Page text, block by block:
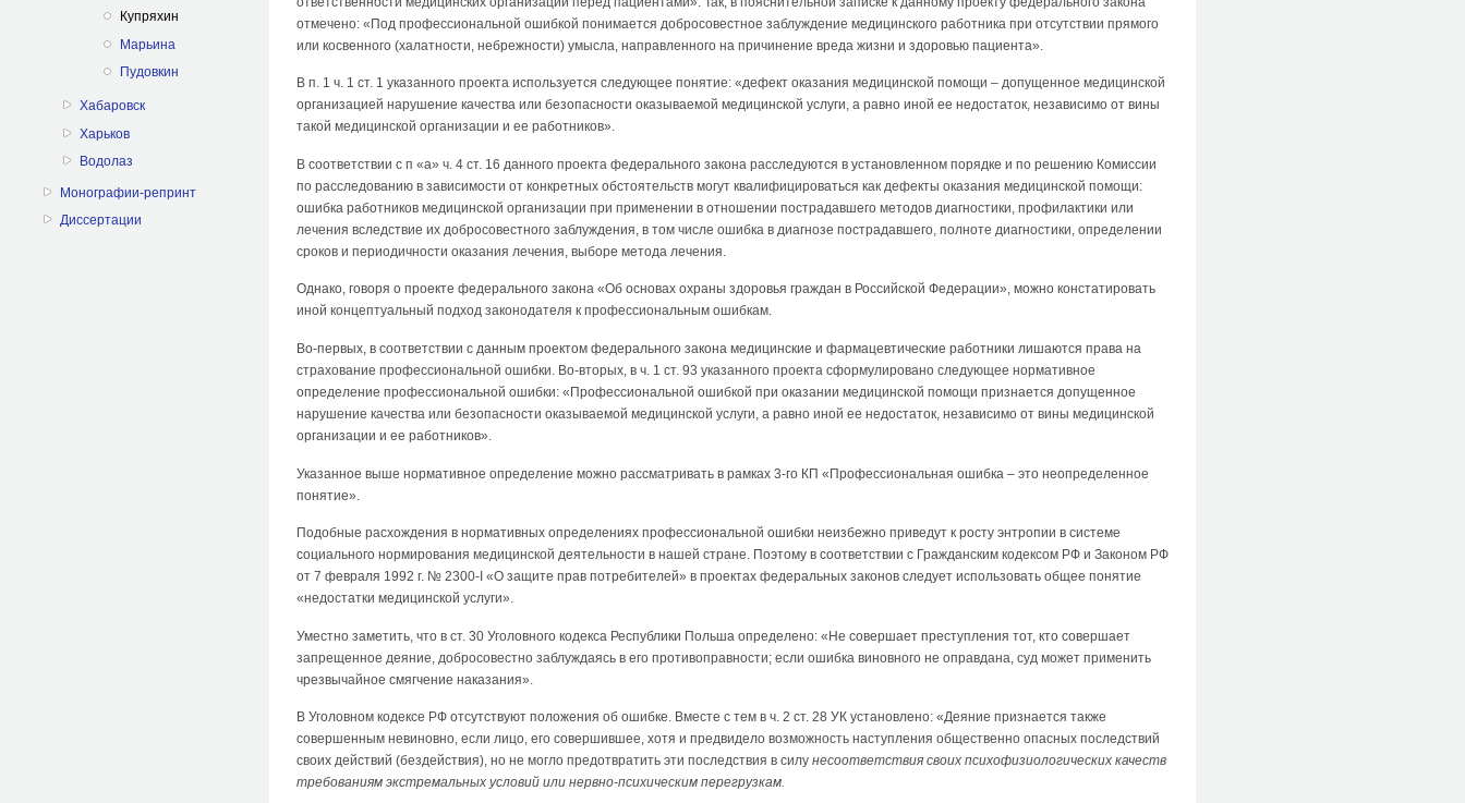
Купряхин
Марьина
Пудовкин
Хабаровск
Харьков
Водолаз
Монографии-репринт
Диссертации
отмечено: «Под профессиональной ошибкой понимается добросовестное заблуждение медицинского работника при отсутствии прямого
или косвенного (халатности, небрежности) умысла, направленного на причинение вреда жизни и здоровью пациента».
В п. 1 ч. 1 ст. 1 указанного проекта используется следующее понятие: «дефект оказания медицинской помощи – допущенное медицинской
организацией нарушение качества или безопасности оказываемой медицинской услуги, а равно иной ее недостаток, независимо от вины
такой медицинской организации и ее работников».
В соответствии с п «а» ч. 4 ст. 16 данного проекта федерального закона расследуются в установленном порядке и по решению Комиссии
по расследованию в зависимости от конкретных обстоятельств могут квалифицироваться как дефекты оказания медицинской помощи:
ошибка работников медицинской организации при применении в отношении пострадавшего методов диагностики, профилактики или
лечения вследствие их добросовестного заблуждения, в том числе ошибка в диагнозе пострадавшего, полноте диагностики, определении
сроков и периодичности оказания лечения, выборе метода лечения.
Однако, говоря о проекте федерального закона «Об основах охраны здоровья граждан в Российской Федерации», можно констатировать
иной концептуальный подход законодателя к профессиональным ошибкам.
Во-первых, в соответствии с данным проектом федерального закона медицинские и фармацевтические работники лишаются права на
страхование профессиональной ошибки. Во-вторых, в ч. 1 ст. 93 указанного проекта сформулировано следующее нормативное
определение профессиональной ошибки: «Профессиональной ошибкой при оказании медицинской помощи признается допущенное
нарушение качества или безопасности оказываемой медицинской услуги, а равно иной ее недостаток, независимо от вины медицинской
организации и ее работников».
Указанное выше нормативное определение можно рассматривать в рамках 3-го КП «Профессиональная ошибка – это неопределенное
понятие».
Подобные расхождения в нормативных определениях профессиональной ошибки неизбежно приведут к росту энтропии в системе
социального нормирования медицинской деятельности в нашей стране. Поэтому в соответствии с Гражданским кодексом РФ и Законом РФ
от 7 февраля 1992 г. № 2300-I «О защите прав потребителей» в проектах федеральных законов следует использовать общее понятие
«недостатки медицинской услуги».
Уместно заметить, что в ст. 30 Уголовного кодекса Республики Польша определено: «Не совершает преступления тот, кто совершает
запрещенное деяние, добросовестно заблуждаясь в его противоправности; если ошибка виновного не оправдана, суд может применить
чрезвычайное смягчение наказания».
В Уголовном кодексе РФ отсутствуют положения об ошибке. Вместе с тем в ч. 2 ст. 28 УК установлено: «Деяние признается также
совершенным невиновно, если лицо, его совершившее, хотя и предвидело возможность наступления общественно опасных последствий
своих действий (бездействия), но не могло предотвратить эти последствия в силу несоответствия своих психофизиологических качеств
требованиям экстремальных условий или нервно-психическим перегрузкам.